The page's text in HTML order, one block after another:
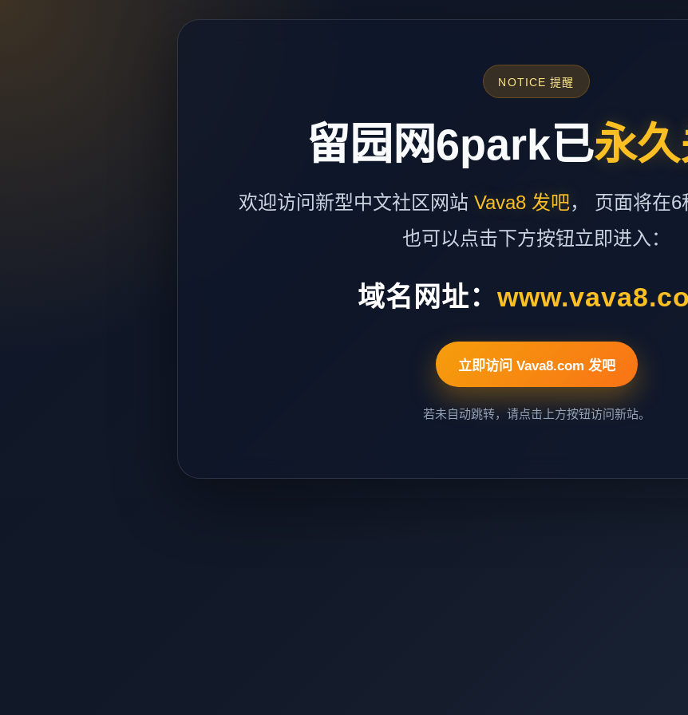
NOTICE 提醒
留园网6park已永
欢迎访问新型中文社区网站 Vava8 发吧， 页面将在6
也可以点击下方按钮立即进入：
域名网址：
立即访问 Vava8.com 发吧
若未自动跳转，请点击上方按钮访问新站。